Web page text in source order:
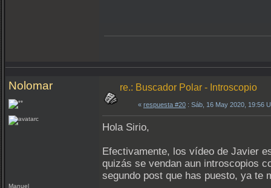
Nolomar
Manuel
re.: Buscador Polar - Introscopio
« respuesta #20 : Sáb, 16 May 2020, 19:56
Hola Sirio,
Efectivamente, los vídeo de Javier
quizás se vendan aun introscopios
segundo post que has puesto, ya te